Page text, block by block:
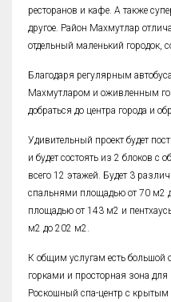
ресторанов и кафе. А также
другое. Район Махмутлар
отдельный маленький городок,
Благодаря регулярным
Махмутларом и оживленным
добраться до центра города и
Удивительный проект будет
и будет состоять из 2 блоков с
всего 12 этажей. Будет 3
спальнями площадью от 70 м2
площадью от 143 м2 и
м2 до 202 м2.
К общим услугам есть большой
горками и просторная зона
Роскошный спа-центр с крытым